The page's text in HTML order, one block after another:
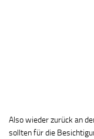
Also wieder zurück an
sollten für die